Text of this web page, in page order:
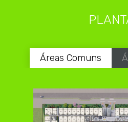
Áreas Comuns